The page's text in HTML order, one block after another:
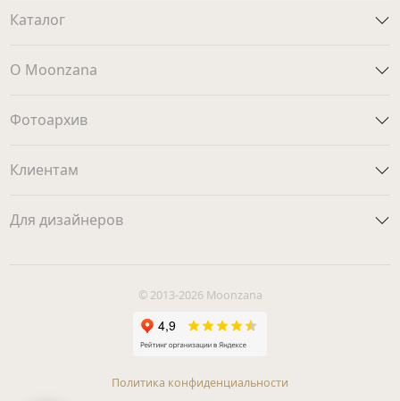
Каталог
О Moonzana
Фотоархив
Клиентам
Для дизайнеров
© 2013-2026 Moonzana
Политика конфиденциальности